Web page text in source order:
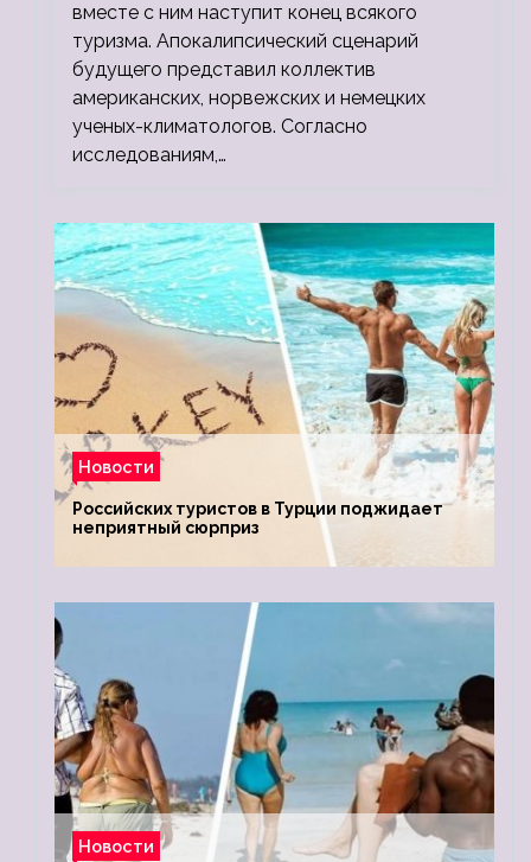
вместе с ним наступит конец всякого
туризма. Апокалипсический сценарий
будущего представил коллектив
американских, норвежских и немецких
ученых-климатологов. Согласно
исследованиям,…
Новости
Российских туристов в Турции поджидает
неприятный сюрприз
Новости